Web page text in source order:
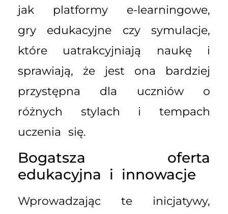
jak platformy e-learningowe,
gry edukacyjne czy symulacje,
które uatrakcyjniają naukę i
sprawiają, że jest ona bardziej
przystępna dla uczniów o
różnych stylach i tempach
uczenia się.
Bogatsza oferta
edukacyjna i innowacje
Wprowadzając te inicjatywy,